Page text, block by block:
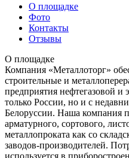
О площадке
Фото
Контакты
Отзывы
О площадке
Компания «Металлоторг»
строительные и
предприятия нефтегазовой и
только России, но и с
Белоруссии. Наша компания
арматурного, сортового,
металлопроката как со
заводов-производителей.
используется в